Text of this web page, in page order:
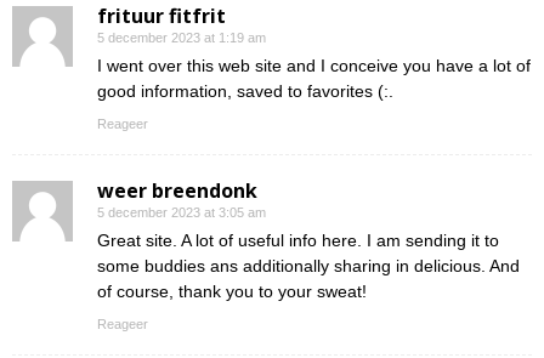
frituur fitfrit
5 december 2023 at 1:19 am
I went over this web site and I conceive you have a lot of
good information, saved to favorites (:.
Reageer
weer breendonk
5 december 2023 at 3:05 am
Great site. A lot of useful info here. I am sending it to
some buddies ans additionally sharing in delicious. And
of course, thank you to your sweat!
Reageer